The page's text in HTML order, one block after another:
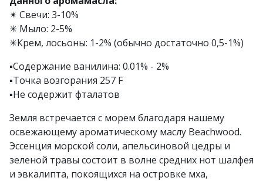
✴ Свечи: 3-10%
✳ Мыло: 2-5%
✳Крем, лосьоны: 1-2% (обычно достаточно 0,5-1%)
▪️Содержание ванилина: 0.01% - 2%
▪️Точка возгорания 257 F
▪️Не содержит фталатов
Земля встречается с морем благодаря нашему
освежающему ароматическому маслу Beachwood.
Эссенция морской соли, апельсиновой цедры и
зеленой травы состоит в волне средних нот шалфея
и эвкалипта, покоящихся на островке мха,